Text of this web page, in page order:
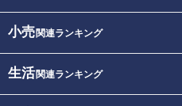
小売関連ランキング
生活関連ランキング